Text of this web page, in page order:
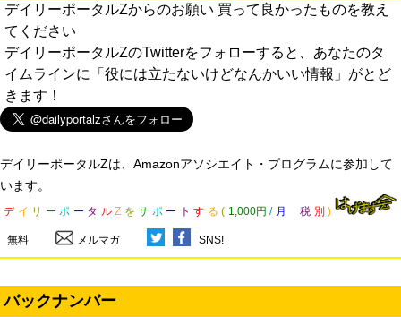
デイリーポータルZからのお願い 買って良かったものを教え
てください
デイリーポータルZのTwitterをフォローすると、あなたのタ
イムラインに「役には立たないけどなんかいい情報」がとど
きます！
デイリーポータルZは、Amazonアソシエイト・プログラムに参加して
います。
デ イ リ ー ポ ー タ ル Z を サ ポ ー ト す る ( 1,000円 / 月 税 別 )
無料 メルマガ SNS!
バックナンバー